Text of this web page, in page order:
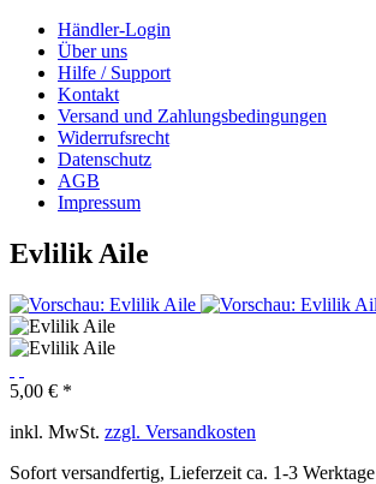
Händler-Login
Über uns
Hilfe / Support
Kontakt
Versand und Zahlungsbedingungen
Widerrufsrecht
Datenschutz
AGB
Impressum
Evlilik Aile
5,00 € *
inkl. MwSt. zzgl. Versandkosten
Sofort versandfertig, Lieferzeit ca. 1-3 Werktage